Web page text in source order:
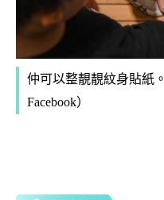
仲可以整靚靚紋身貼紙。
Facebook）